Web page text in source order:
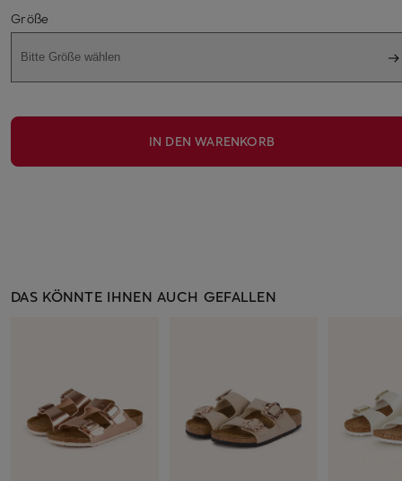
Größe
Bitte Größe wählen
IN DEN WARENKORB
DAS KÖNNTE IHNEN AUCH GEFALLEN